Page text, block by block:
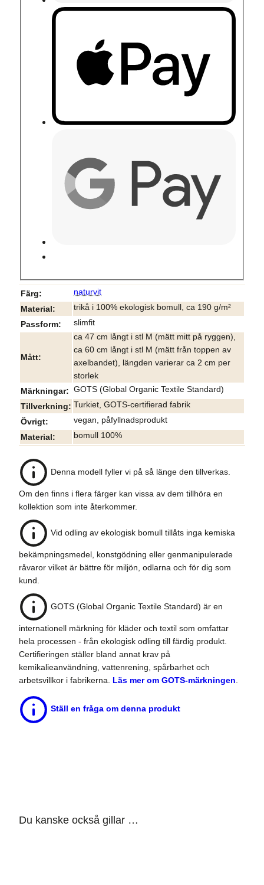
Färg
naturvit
Material
trikå i 100% ekologisk bomull, ca 190 g/m²
Passform
slimfit
Mått
ca 47 cm långt i stl M (mätt mitt på ryggen),
ca 60 cm långt i stl M (mätt från toppen av
axelbandet), längden varierar ca 2 cm per
storlek
Märkningar
GOTS (Global Organic Textile Standard)
Tillverkning
Turkiet, GOTS-certifierad fabrik
Övrigt
vegan, påfyllnadsprodukt
Material
bomull 100%
Denna modell fyller vi på så länge den tillverkas.
Om den finns i flera färger kan vissa av dem tillhöra en
kollektion som inte återkommer.
Vid odling av ekologisk bomull tillåts inga kemiska
bekämpningsmedel, konstgödning eller genmanipulerade
råvaror vilket är bättre för miljön, odlarna och för dig som
kund.
GOTS (Global Organic Textile Standard) är en
internationell märkning för kläder och textil som omfattar
hela processen - från ekologisk odling till färdig produkt.
Certifieringen ställer bland annat krav på
kemikalieanvändning, vattenrening, spårbarhet och
arbetsvillkor i fabrikerna. Läs mer om GOTS-märkningen
Ställ en fråga om denna produkt
Du kanske också gillar …